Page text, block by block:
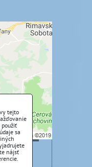
cookie:
tejto
použiť
sa
nájsť